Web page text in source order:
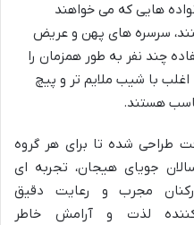
هایی که می خواهند
سرسره های پهن و عریض
چند نفر به طور همزمان را
با شیب ملایم تر و پیچ
هستند.
طراحی شده تا برای هر گروه
جویای هیجان، تجربه ای
مجرب و رعایت دقیق
کننده لذت و آرامش خاطر